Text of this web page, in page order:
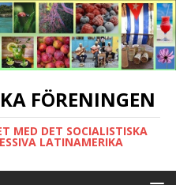
FÖRENINGEN
MED DET SOCIALISTISKA
LATINAMERIKA